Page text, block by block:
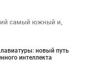
самый южный и,
новый путь
интеллекта